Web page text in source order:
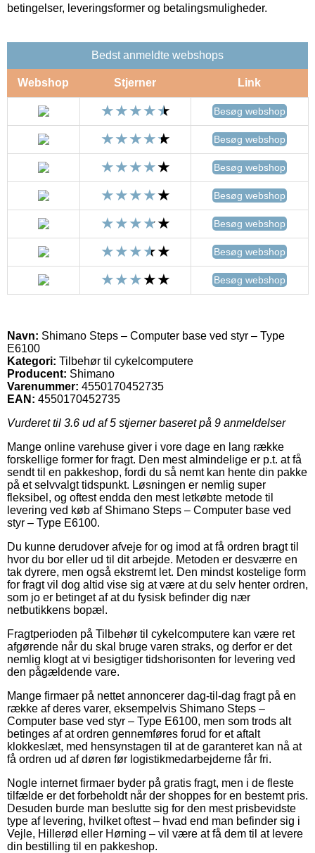
betingelser, leveringsformer og betalingsmuligheder.
Bedst anmeldte webshops
Webshop Stjerner Link
Besøg webshop
Besøg webshop
Besøg webshop
Besøg webshop
Besøg webshop
Besøg webshop
Besøg webshop
Navn: Shimano Steps – Computer base ved styr – Type
E6100
Kategori: Tilbehør til cykelcomputere
Producent: Shimano
Varenummer: 4550170452735
EAN: 4550170452735
Vurderet til 3.6 ud af 5 stjerner baseret på 9 anmeldelser
Mange online varehuse giver i vore dage en lang række
forskellige former for fragt. Den mest almindelige er p.t. at få
sendt til en pakkeshop, fordi du så nemt kan hente din pakke
på et selvvalgt tidspunkt. Løsningen er nemlig super
fleksibel, og oftest endda den mest letkøbte metode til
levering ved køb af Shimano Steps – Computer base ved
styr – Type E6100.
Du kunne derudover afveje for og imod at få ordren bragt til
hvor du bor eller ud til dit arbejde. Metoden er desværre en
tak dyrere, men også ekstremt let. Den mindst kostelige form
for fragt vil dog altid vise sig at være at du selv henter ordren,
som jo er betinget af at du fysisk befinder dig nær
netbutikkens bopæl.
Fragtperioden på Tilbehør til cykelcomputere kan være ret
afgørende når du skal bruge varen straks, og derfor er det
nemlig klogt at vi besigtiger tidshorisonten for levering ved
den pågældende vare.
Mange firmaer på nettet annoncerer dag-til-dag fragt på en
række af deres varer, eksempelvis Shimano Steps –
Computer base ved styr – Type E6100, men som trods alt
betinges af at ordren gennemføres forud for et aftalt
klokkeslæt, med hensynstagen til at de garanteret kan nå at
få ordren ud af døren før logistikmedarbejderne får fri.
Nogle internet firmaer byder på gratis fragt, men i de fleste
tilfælde er det forbeholdt når der shoppes for en bestemt pris.
Desuden burde man beslutte sig for den mest prisbevidste
type af levering, hvilket oftest – hvad end man befinder sig i
Vejle, Hillerød eller Hørning – vil være at få dem til at levere
din bestilling til en pakkeshop.